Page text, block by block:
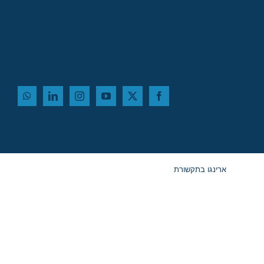
ארינגו בתקשורת